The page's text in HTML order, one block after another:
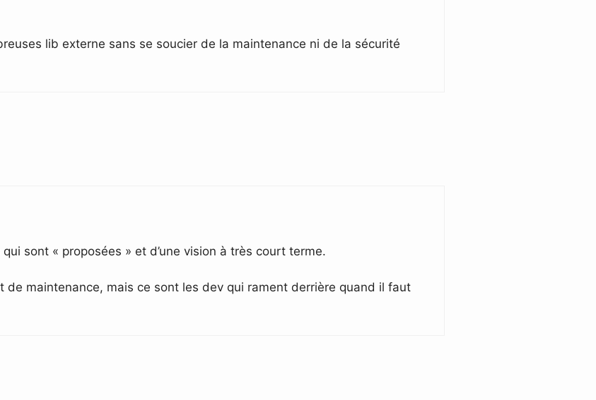
lib externe sans se soucier de la maintenance ni de la sécurité
sont « proposées » et d’une vision à très court terme.
maintenance, mais ce sont les dev qui rament derrière quand il faut